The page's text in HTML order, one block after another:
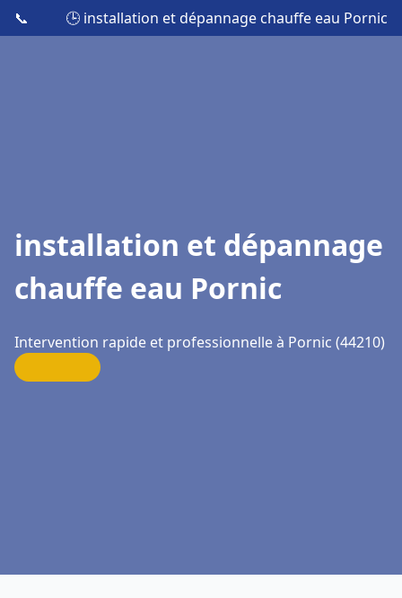
📞 🕒 installation et dépannage chauffe eau Pornic
installation et dépannage
chauffe eau Pornic
Intervention rapide et professionnelle à Pornic (44210)